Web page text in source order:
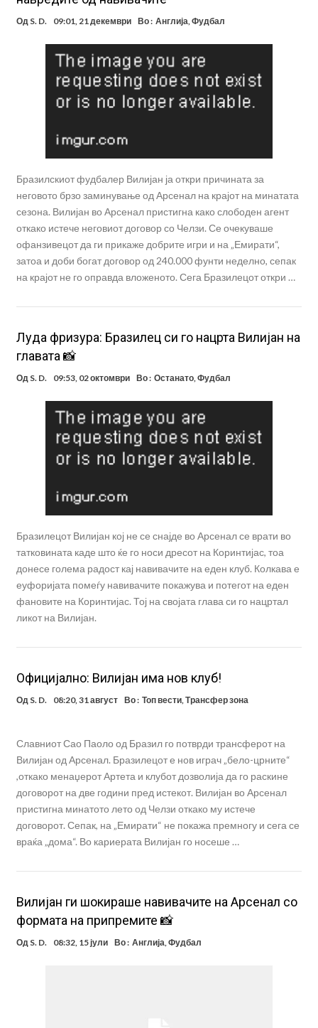
Од S. D. 09:01, 21 декември Во : Англија,Фудбал
Бразилскиот фудбалер Вилијан ја откри причината за
неговото брзо заминување од Арсенал на крајот на минатата
сезона. Вилијан во Арсенал пристигна како слободен агент
откако истече неговиот договор со Челзи. Се очекуваше
офанзивецот да ги прикаже добрите игри и на „Емирати“,
затоа и доби богат договор од 240.000 фунти неделно, сепак
на крајот не го оправда вложеното. Сега Бразилецот откри …
Луда фризура: Бразилец си го нацрта Вилијан на
главата 📸
Од S. D. 09:53, 02 октомври Во : Останато,Фудбал
Бразилецот Вилијан кој не се снајде во Арсенал се врати во
татковината каде што ќе го носи дресот на Коринтијас, тоа
донесе голема радост кај навивачите на еден клуб. Колкава е
еуфоријата помеѓу навивачите покажува и потегот на еден
фановите на Коринтијас. Тој на својата глава си го нацртал
ликот на Вилијан.
Oфицијално: Вилијан има нов клуб!
Од S. D. 08:20, 31 август Во : Топ вести,Трансфер зона
Славниот Сао Паоло од Бразил го потврди трансферот на
Вилијан од Арсенал. Бразилецот е нов играч „бело-црните“
,откако менаџерот Артета и клубот дозволија да го раскине
договорот на две години пред истекот. Вилијан во Арсенал
пристигна минатото лето од Челзи откако му истече
договорот. Сепак, на „Емирати“ не покажа премногу и сега се
враќа „дома“. Во кариерата Вилијан го носеше …
Вилијан ги шокираше навивачите на Арсенал со
формата на припремите 📸
Од S. D. 08:32, 15 јули Во : Англија,Фудбал